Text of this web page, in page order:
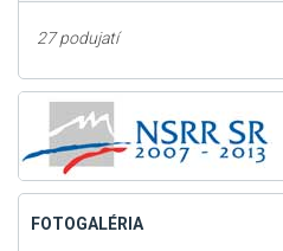
27 podujatí
FOTOGALÉRIA